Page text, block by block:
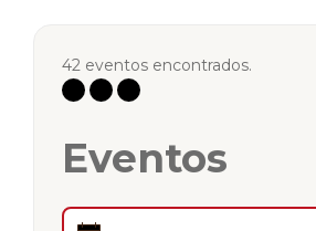
42 eventos encontrados.
Eventos